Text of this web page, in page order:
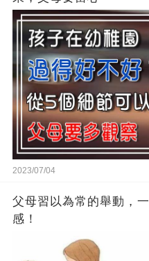
2023/07/04
父母習以為常的舉動，
感！